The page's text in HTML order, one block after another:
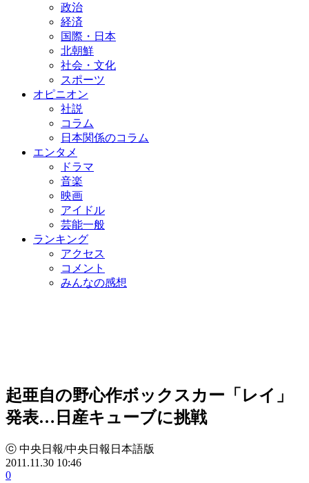
政治
経済
国際・日本
北朝鮮
社会・文化
スポーツ
オピニオン
社説
コラム
日本関係のコラム
エンタメ
ドラマ
音楽
映画
アイドル
芸能一般
ランキング
アクセス
コメント
みんなの感想
起亜自の野心作ボックスカー「レイ」
発表…日産キューブに挑戦
ⓒ 中央日報/中央日報日本語版
2011.11.30 10:46
0